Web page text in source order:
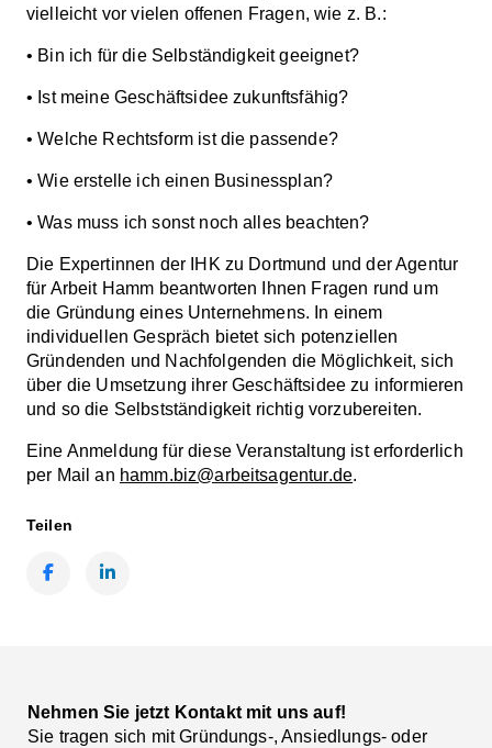
vielleicht vor vielen offenen Fragen, wie z. B.:
• Bin ich für die Selbständigkeit geeignet?
• Ist meine Geschäftsidee zukunftsfähig?
• Welche Rechtsform ist die passende?
• Wie erstelle ich einen Businessplan?
• Was muss ich sonst noch alles beachten?
Die Expertinnen der IHK zu Dortmund und der Agentur
für Arbeit Hamm beantworten Ihnen Fragen rund um
die Gründung eines Unternehmens. In einem
individuellen Gespräch bietet sich potenziellen
Gründenden und Nachfolgenden die Möglichkeit, sich
über die Umsetzung ihrer Geschäftsidee zu informieren
und so die Selbstständigkeit richtig vorzubereiten.
Eine Anmeldung für diese Veranstaltung ist erforderlich
per Mail an hamm.biz@arbeitsagentur.de.
Teilen
Nehmen Sie jetzt Kontakt mit uns auf!
Sie tragen sich mit Gründungs-, Ansiedlungs- oder